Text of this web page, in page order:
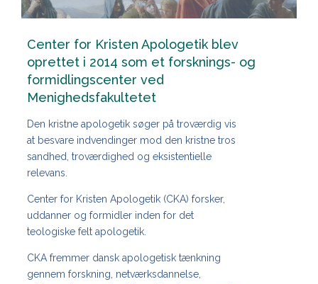
Center for Kristen Apologetik blev
oprettet i 2014 som et forsknings- og
formidlingscenter ved
Menighedsfakultetet
Den kristne apologetik søger på troværdig vis
at besvare indvendinger mod den kristne tros
sandhed, troværdighed og eksistentielle
relevans.
Center for Kristen Apologetik (CKA) forsker,
uddanner og formidler inden for det
teologiske felt apologetik.
CKA fremmer dansk apologetisk tænkning
gennem forskning, netværksdannelse,